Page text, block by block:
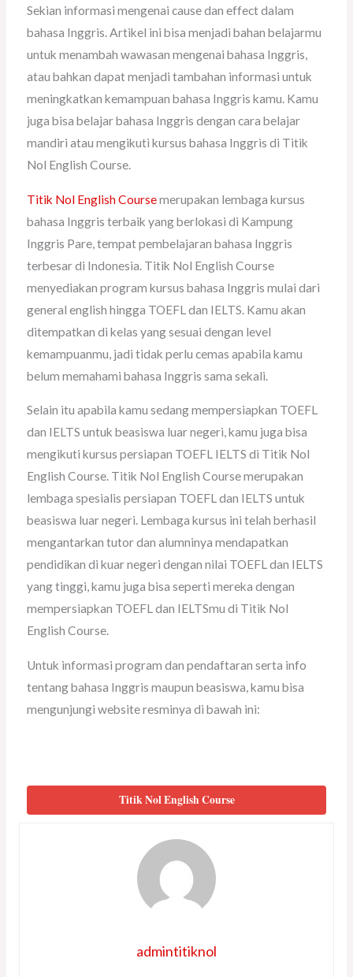
Sekian informasi mengenai cause dan effect dalam
bahasa Inggris. Artikel ini bisa menjadi bahan belajarmu
untuk menambah wawasan mengenai bahasa Inggris,
atau bahkan dapat menjadi tambahan informasi untuk
meningkatkan kemampuan bahasa Inggris kamu. Kamu
juga bisa belajar bahasa Inggris dengan cara belajar
mandiri atau mengikuti kursus bahasa Inggris di Titik
Nol English Course.
Titik Nol English Coursemerupakan lembaga kursus
bahasa Inggris terbaik yang berlokasi di Kampung
Inggris Pare, tempat pembelajaran bahasa Inggris
terbesar di Indonesia. Titik Nol English Course
menyediakan program kursus bahasa Inggris mulai dari
general english hingga TOEFL dan IELTS. Kamu akan
ditempatkan di kelas yang sesuai dengan level
kemampuanmu, jadi tidak perlu cemas apabila kamu
belum memahami bahasa Inggris sama sekali.
Selain itu apabila kamu sedang mempersiapkan TOEFL
dan IELTS untuk beasiswa luar negeri, kamu juga bisa
mengikuti kursus persiapan TOEFL IELTS di Titik Nol
English Course. Titik Nol English Course merupakan
lembaga spesialis persiapan TOEFL dan IELTS untuk
beasiswa luar negeri. Lembaga kursus ini telah berhasil
mengantarkan tutor dan alumninya mendapatkan
pendidikan di kuar negeri dengan nilai TOEFL dan IELTS
yang tinggi, kamu juga bisa seperti mereka dengan
mempersiapkan TOEFL dan IELTSmu di Titik Nol
English Course.
Untuk informasi program dan pendaftaran serta info
tentang bahasa Inggris maupun beasiswa, kamu bisa
mengunjungi website resminya di bawah ini:
Titik Nol English Course
admintitiknol